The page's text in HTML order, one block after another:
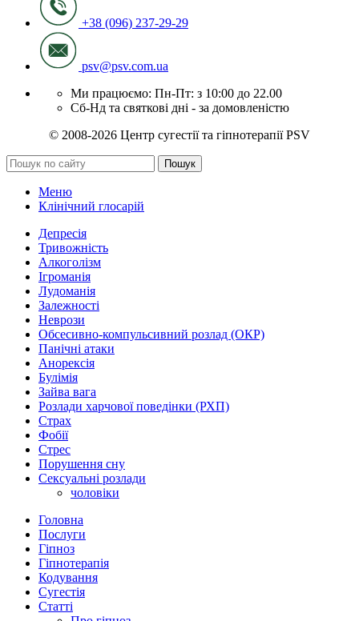
+38 (096) 237-29-29
psv@psv.com.ua
Ми працюємо: Пн-Пт: з 10:00 до 22.00
Сб-Нд та святкові дні - за домовленістю
© 2008-2026 Центр сугестії та гіпнотерапії PSV
Пошук
Меню
Клінічний глосарій
Депресія
Тривожність
Алкоголізм
Ігроманія
Лудоманія
Залежності
Неврози
Обсесивно-компульсивний розлад (ОКР)
Панічні атаки
Анорексія
Булімія
Зайва вага
Розлади харчової поведінки (РХП)
Страх
Фобії
Стрес
Порушення сну
Сексуальні розлади
чоловіки
Головна
Послуги
Гіпноз
Гіпнотерапія
Кодування
Сугестія
Статті